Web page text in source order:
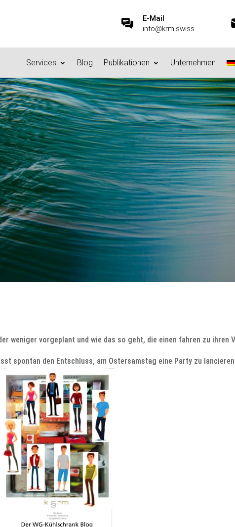
E-Mail
info@krm.swiss
Services Blog Publikationen Unternehmen
Blog (Staffel 1 Folge
|Datenstrategie & Information Governance|0 Kommentare
weniger vorgeplant und wie das so geht, die einen fahren zu ihren
spontan den Entschluss, am Ostersamstag eine Party zu